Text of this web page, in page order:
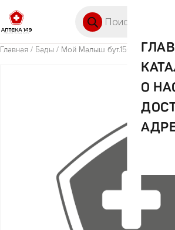
О
Главная / Бады / Мой Малыш бут.150мл арт.11701